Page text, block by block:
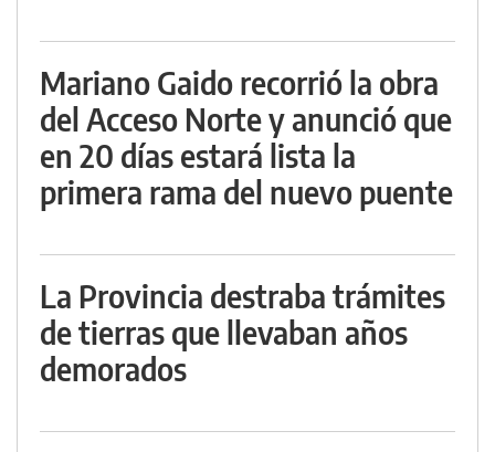
Mariano Gaido recorrió la obra
del Acceso Norte y anunció que
en 20 días estará lista la
primera rama del nuevo puente
La Provincia destraba trámites
de tierras que llevaban años
demorados